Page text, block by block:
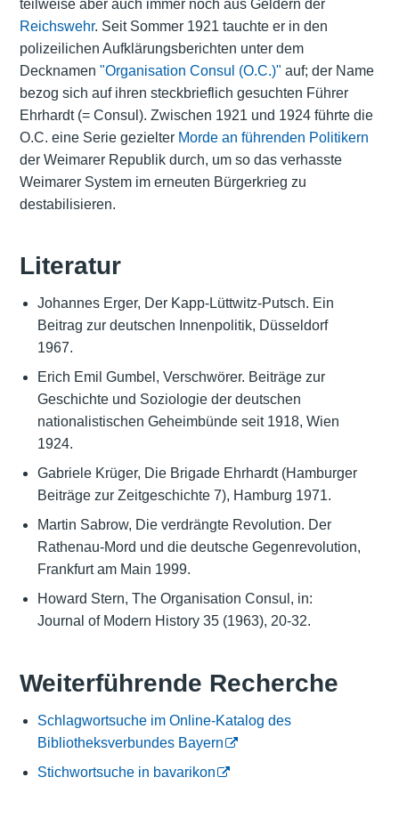
teilweise aber auch immer noch aus Geldern der
Reichswehr. Seit Sommer 1921 tauchte er in den
polizeilichen Aufklärungsberichten unter dem
Decknamen "Organisation Consul (O.C.)" auf; der Name
bezog sich auf ihren steckbrieflich gesuchten Führer
Ehrhardt (= Consul). Zwischen 1921 und 1924 führte die
O.C. eine Serie gezielter Morde an führenden Politikern
der Weimarer Republik durch, um so das verhasste
Weimarer System im erneuten Bürgerkrieg zu
destabilisieren.
Literatur
Johannes Erger, Der Kapp-Lüttwitz-Putsch. Ein
Beitrag zur deutschen Innenpolitik, Düsseldorf
1967.
Erich Emil Gumbel, Verschwörer. Beiträge zur
Geschichte und Soziologie der deutschen
nationalistischen Geheimbünde seit 1918, Wien
1924.
Gabriele Krüger, Die Brigade Ehrhardt (Hamburger
Beiträge zur Zeitgeschichte 7), Hamburg 1971.
Martin Sabrow, Die verdrängte Revolution. Der
Rathenau-Mord und die deutsche Gegenrevolution,
Frankfurt am Main 1999.
Howard Stern, The Organisation Consul, in:
Journal of Modern History 35 (1963), 20-32.
Weiterführende Recherche
Schlagwortsuche im Online-Katalog des
Bibliotheksverbundes Bayern
Stichwortsuche in bavarikon